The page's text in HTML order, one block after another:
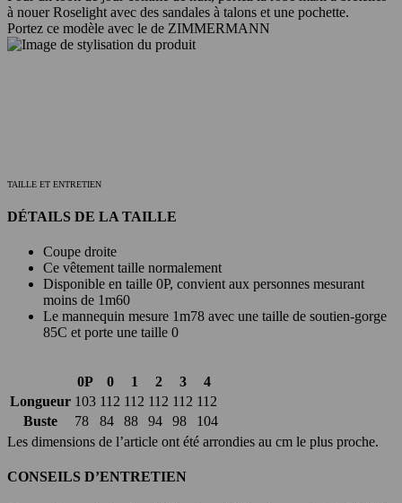
à nouer Roselight avec des sandales à talons et une pochette.
Portez ce modèle avec le de ZIMMERMANN
TAILLE ET ENTRETIEN
DÉTAILS DE LA TAILLE
Coupe droite
Ce vêtement taille normalement
Disponible en taille 0P, convient aux personnes mesurant
moins de 1m60
Le mannequin mesure 1m78 avec une taille de soutien-gorge
85C et porte une taille 0
0P 0 1 2 3
4
Longueur 103 112 112 112 112 112
Buste
78 84 88 94 98
104
Les dimensions de l’article ont été arrondies au cm le plus proche.
CONSEILS D’ENTRETIEN